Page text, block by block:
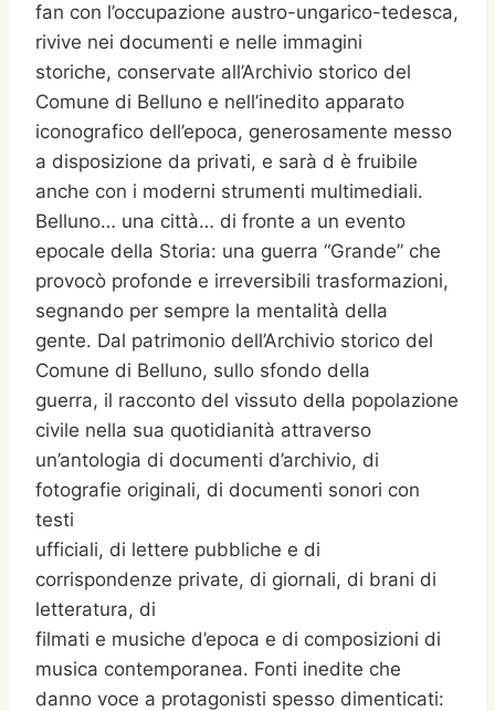
fan con l’occupazione austro-ungarico-tedesca,
rivive nei documenti e nelle immagini
storiche, conservate all’Archivio storico del
Comune di Belluno e nell’inedito apparato
iconografico dell’epoca, generosamente messo
a disposizione da privati, e sarà d è fruibile
anche con i moderni strumenti multimediali.
Belluno… una città… di fronte a un evento
epocale della Storia: una guerra “Grande” che
provocò profonde e irreversibili trasformazioni,
segnando per sempre la mentalità della
gente. Dal patrimonio dell’Archivio storico del
Comune di Belluno, sullo sfondo della
guerra, il racconto del vissuto della popolazione
civile nella sua quotidianità attraverso
un’antologia di documenti d’archivio, di
fotografie originali, di documenti sonori con
testi
ufficiali, di lettere pubbliche e di
corrispondenze private, di giornali, di brani di
letteratura, di
filmati e musiche d’epoca e di composizioni di
musica contemporanea. Fonti inedite che
danno voce a protagonisti spesso dimenticati: